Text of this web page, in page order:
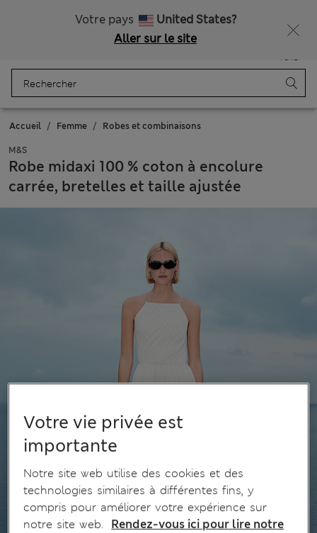
Votre pays
United States?
Aller sur le site
Panier
Accueil Femme Robes et combinaisons
M&S
Robe midaxi 100 % coton à encolure
carrée, bretelles et taille ajustée
Votre vie privée est
importante
Notre site web utilise des cookies et des
technologies similaires à différentes fins, y
compris pour améliorer votre expérience sur
notre site web.
Rendez-vous ici pour lire notre